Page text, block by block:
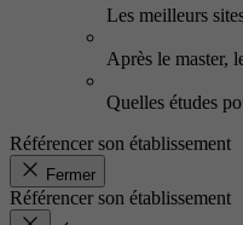
Les meilleurs
Après le master,
Quelles études
Référencer son établissement
Fermer
Référencer son établissement